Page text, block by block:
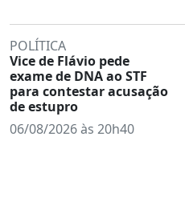
POLÍTICA
Vice de Flávio pede
exame de DNA ao STF
para contestar acusação
de estupro
06/08/2026 às 20h40